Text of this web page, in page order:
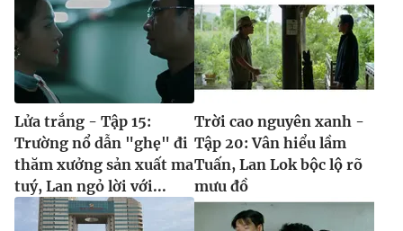
Lửa trắng - Tập 15:
Trường nổ dẫn "ghẹ" đi
thăm xưởng sản xuất ma
tuý, Lan ngỏ lời với...
Trời cao nguyên xanh -
Tập 20: Vân hiểu lầm
Tuấn, Lan Lok bộc lộ rõ
mưu đồ